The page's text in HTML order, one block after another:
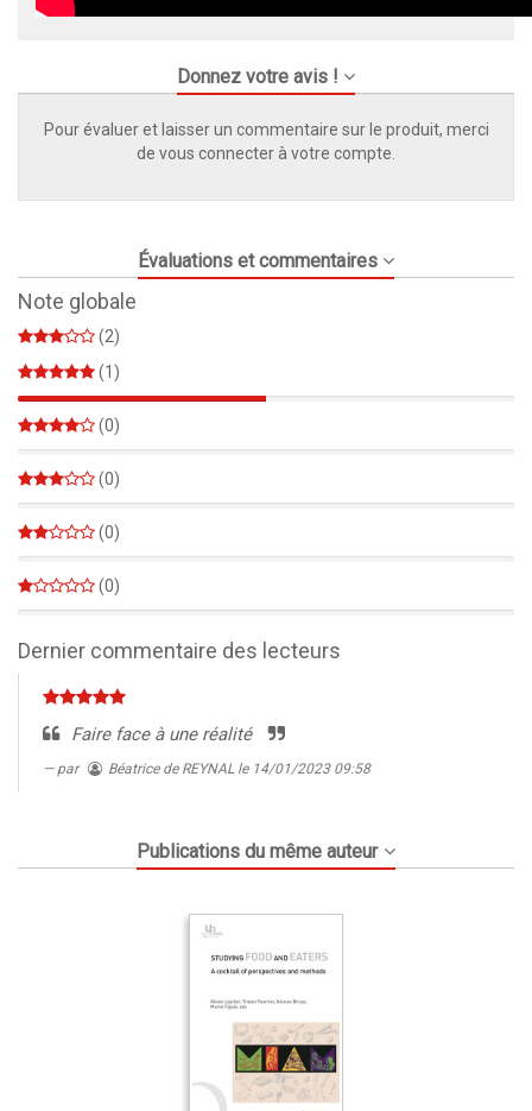
Donnez votre avis !
Pour évaluer et laisser un commentaire sur le produit, merci
de vous connecter à votre compte.
Évaluations et commentaires
Note globale
(2)
(1)
50%
(0)
(0)
(0)
(0)
Dernier commentaire des lecteurs
Faire face à une réalité
par Béatrice de REYNAL le 14/01/2023 09:58
Publications du même auteur